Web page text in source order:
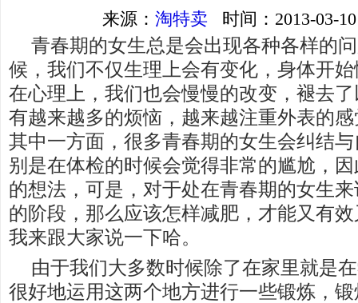
来源： 淘特卖 时间：2013-03-
青春期的女生总是会出现各种各样的
候，我们不仅生理上会有变化，身体开
在心理上，我们也会慢慢的改变，褪去
有越来越多的烦恼，越来越注重外表的
其中一方面，很多青春期的女生会纠结
别是在体检的时候会觉得非常的尴尬，
的想法，可是，对于处在青春期的女生
的阶段，那么应该怎样减肥，才能又有
我来跟大家说一下哈。
由于我们大多数时候除了在家里就是
很好地运用这两个地方进行一些锻炼，